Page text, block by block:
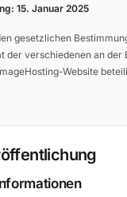
15. Januar 2025
gesetzlichen
der verschiedenen an der
Website